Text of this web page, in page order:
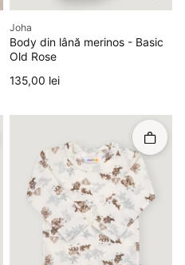
Body din lână merinos - Basic
Old Rose
Producător
Joha
Preț
135,00 lei
în coș Rapid